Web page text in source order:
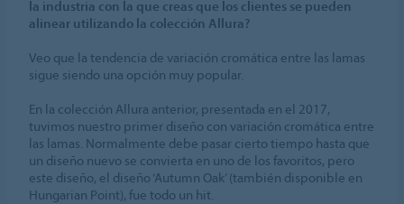
la industria con la que creas que los clientes se pueden
alinear utilizando la colección Allura?
Veo que la tendencia de variación cromática entre las lamas
sigue siendo una opción muy popular.
En la colección Allura anterior, presentada en el 2017,
tuvimos nuestro primer diseño con variación cromática entre
las lamas. Normalmente debe pasar cierto tiempo hasta que
un diseño nuevo se convierta en uno de los favoritos, pero
este diseño, el diseño ‘Autumn Oak’ (también disponible en
Hungarian Point), fue todo un hit.